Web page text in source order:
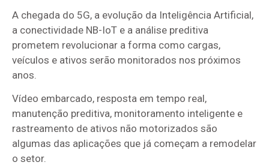
A chegada do 5G, a evolução da Inteligência Artificial,
a conectividade NB-IoT e a análise preditiva
prometem revolucionar a forma como cargas,
veículos e ativos serão monitorados nos próximos
anos.
Vídeo embarcado, resposta em tempo real,
manutenção preditiva, monitoramento inteligente e
rastreamento de ativos não motorizados são
algumas das aplicações que já começam a remodelar
o setor.